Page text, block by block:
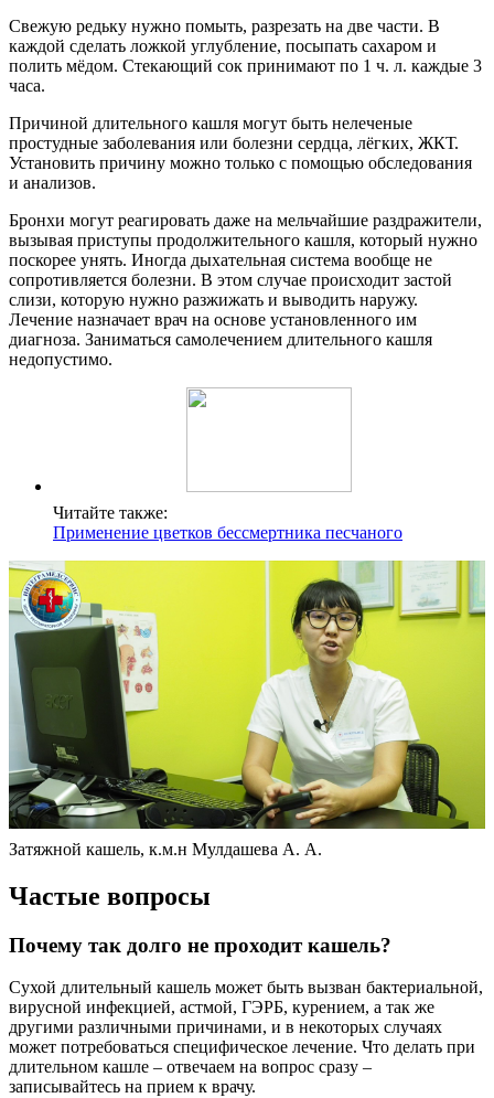
Свежую редьку нужно помыть, разрезать на две части. В
каждой сделать ложкой углубление, посыпать сахаром и
полить мёдом. Стекающий сок принимают по 1 ч. л. каждые 3
часа.
Причиной длительного кашля могут быть нелеченые
простудные заболевания или болезни сердца, лёгких, ЖКТ.
Установить причину можно только с помощью обследования
и анализов.
Бронхи могут реагировать даже на мельчайшие раздражители,
вызывая приступы продолжительного кашля, который нужно
поскорее унять. Иногда дыхательная система вообще не
сопротивляется болезни. В этом случае происходит застой
слизи, которую нужно разжижать и выводить наружу.
Лечение назначает врач на основе установленного им
диагноза. Заниматься самолечением длительного кашля
недопустимо.
Читайте также:
Применение цветков бессмертника песчаного
Затяжной кашель, к.м.н Мулдашева А. А.
Частые вопросы
Почему так долго не проходит кашель?
Сухой длительный кашель может быть вызван бактериальной,
вирусной инфекцией, астмой, ГЭРБ, курением, а так же
другими различными причинами, и в некоторых случаях
может потребоваться специфическое лечение. Что делать при
длительном кашле – отвечаем на вопрос сразу –
записывайтесь на прием к врачу.